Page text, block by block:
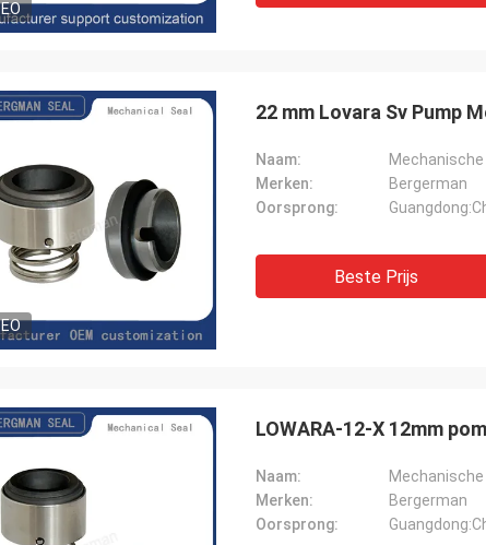
22 mm Lovara Sv Pump
Naam:
Merken:
Bergerman
Oorsprong:
Beste Prijs
LOWARA-12-X 12mm
Naam:
Merken:
Bergerman
Oorsprong: